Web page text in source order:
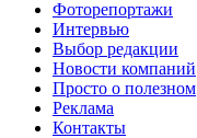
Фоторепортажи
Интервью
Выбор редакции
Новости компаний
Просто о полезном
Реклама
Контакты